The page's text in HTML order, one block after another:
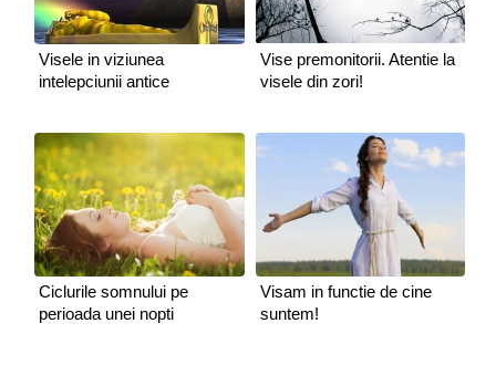
Visele in viziunea
intelepciunii antice
Vise premonitorii. Atentie la
visele din zori!
Ciclurile somnului pe
perioada unei nopti
Visam in functie de cine
suntem!